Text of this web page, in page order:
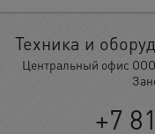
Техника и
Центральный офис
+7